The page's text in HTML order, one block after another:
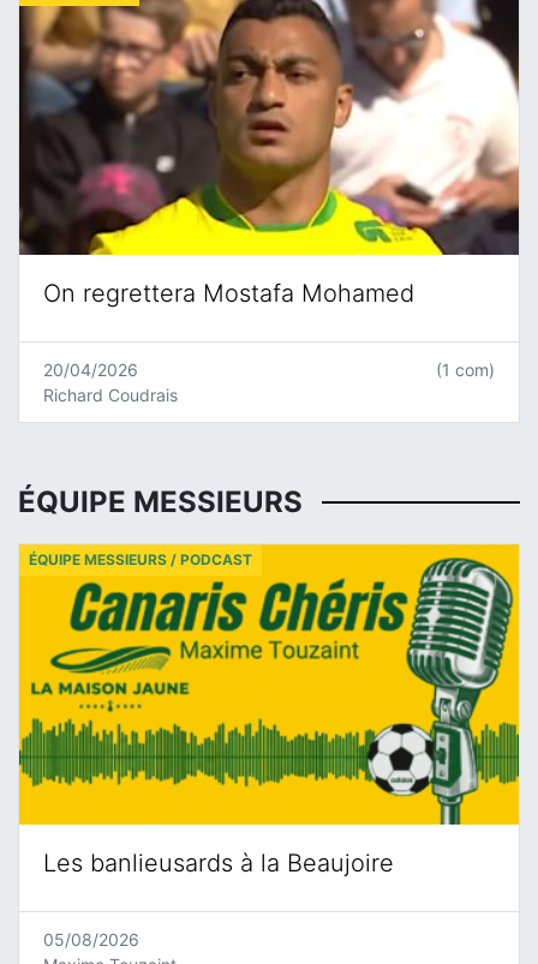
On regrettera Mostafa Mohamed
20/04/2026
Richard Coudrais
(1 com)
ÉQUIPE MESSIEURS
Les banlieusards à la Beaujoire
ÉQUIPE MESSIEURS / PODCAST
05/08/2026